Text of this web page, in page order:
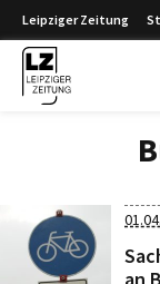
Leipziger Zeitung